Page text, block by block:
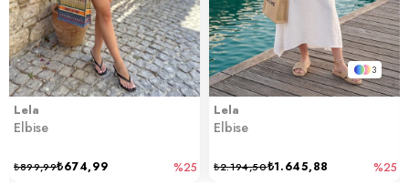
Lela
Elbise
₺674,99
₺899,99 %25
3
Lela
Elbise
₺1.645,88
₺2.194,50 %25